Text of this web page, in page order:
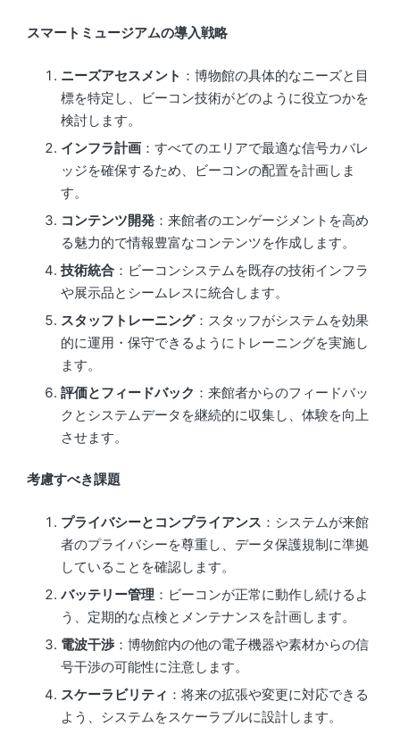
スマートミュージアムの導入戦略
ニーズアセスメント ：博物館の具体的なニーズと目
標を特定し、ビーコン技術がどのように役立つかを
検討します。
インフラ計画：すべてのエリアで最適な信号カバレ
ッジを確保するため、ビーコンの配置を計画しま
す。
コンテンツ開発：来館者のエンゲージメントを高め
る魅力的で情報豊富なコンテンツを作成します。
技術統合：ビーコンシステムを既存の技術インフラ
や展示品とシームレスに統合します。
スタッフトレーニング：スタッフがシステムを効果
的に運用・保守できるようにトレーニングを実施し
ます。
評価とフィードバック ：来館者からのフィードバッ
クとシステムデータを継続的に収集し、体験を向上
させます。
考慮すべき課題
プライバシーとコンプライアンス ：システムが来館
者のプライバシーを尊重し、データ保護規制に準拠
していることを確認します。
バッテリー管理：ビーコンが正常に動作し続けるよ
う、定期的な点検とメンテナンスを計画します。
電波干渉：博物館内の他の電子機器や素材からの信
号干渉の可能性に注意します。
スケーラビリティ ：将来の拡張や変更に対応できる
よう、システムをスケーラブルに設計します。